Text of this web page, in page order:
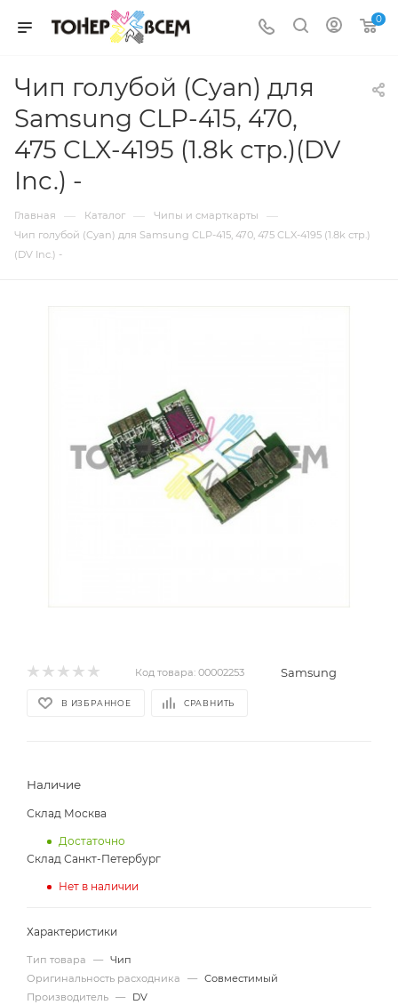
0
Чип голубой (Cyan) для
Samsung CLP-415, 470,
475 CLX-4195 (1.8k стр.)(DV
Inc.) -
Главная — Каталог — Чипы и смарткарты —
Чип голубой (Cyan) для Samsung CLP-415, 470, 475 CLX-4195 (1.8k стр.)
(DV Inc.) -
Код товара: 00002253 Samsung
В ИЗБРАННОЕ СРАВНИТЬ
Наличие
Склад Москва
Достаточно
Склад Санкт-Петербург
Нет в наличии
Характеристики
Тип товара — Чип
Оригинальность расходника
— Совместимый
Производитель —
DV